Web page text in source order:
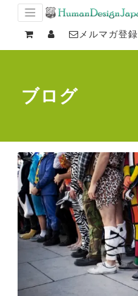
メルマガ登録
ブログ